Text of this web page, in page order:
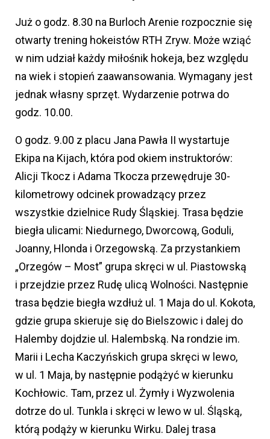
Już o godz. 8.30 na Burloch Arenie rozpocznie się
otwarty trening hokeistów RTH Zryw. Może wziąć
w nim udział każdy miłośnik hokeja, bez względu
na wiek i stopień zaawansowania. Wymagany jest
jednak własny sprzęt. Wydarzenie potrwa do
godz. 10.00.
O godz. 9.00 z placu Jana Pawła II wystartuje
Ekipa na Kijach, która pod okiem instruktorów:
Alicji Tkocz i Adama Tkocza przewędruje 30-
kilometrowy odcinek prowadzący przez
wszystkie dzielnice Rudy Śląskiej. Trasa będzie
biegła ulicami: Niedurnego, Dworcową, Goduli,
Joanny, Hlonda i Orzegowską. Za przystankiem
„Orzegów – Most” grupa skręci w ul. Piastowską
i przejdzie przez Rudę ulicą Wolności. Następnie
trasa będzie biegła wzdłuż ul. 1 Maja do ul. Kokota,
gdzie grupa skieruje się do Bielszowic i dalej do
Halemby dojdzie ul. Halembską. Na rondzie im.
Marii i Lecha Kaczyńskich grupa skręci w lewo,
w ul. 1 Maja, by następnie podążyć w kierunku
Kochłowic. Tam, przez ul. Żymły i Wyzwolenia
dotrze do ul. Tunkla i skręci w lewo w ul. Śląską,
którą podąży w kierunku Wirku. Dalej trasa